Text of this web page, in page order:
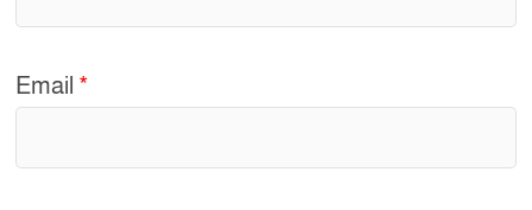
Email*